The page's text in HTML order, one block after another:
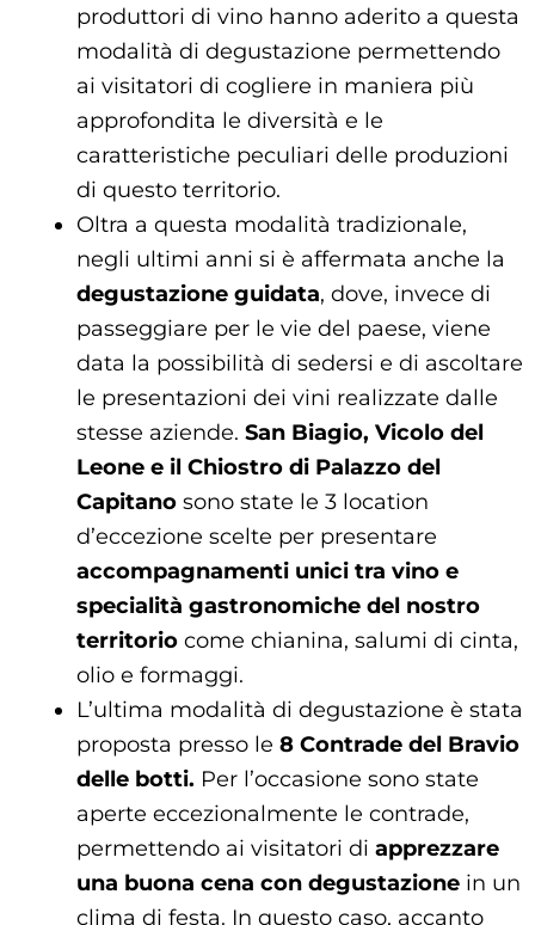
produttori di vino hanno aderito a questa
modalità di degustazione permettendo
ai visitatori di cogliere in maniera più
approfondita le diversità e le
caratteristiche peculiari delle produzioni
di questo territorio.
Oltra a questa modalità tradizionale,
negli ultimi anni si è affermata anche la
degustazione guidata, dove, invece di
passeggiare per le vie del paese, viene
data la possibilità di sedersi e di ascoltare
le presentazioni dei vini realizzate dalle
stesse aziende. San Biagio, Vicolo del
Leone e il Chiostro di Palazzo del
Capitano sono state le 3 location
d’eccezione scelte per presentare
accompagnamenti unici tra vino e
specialità gastronomiche del nostro
territorio come chianina, salumi di cinta,
olio e formaggi.
L’ultima modalità di degustazione è stata
proposta presso le 8 Contrade del Bravio
delle botti. Per l’occasione sono state
aperte eccezionalmente le contrade,
permettendo ai visitatori di apprezzare
una buona cena con degustazione in un
clima di festa. In questo caso, accanto